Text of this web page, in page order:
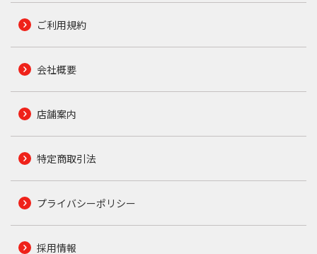
ご利用規約
会社概要
店舗案内
特定商取引法
プライバシーポリシー
採用情報